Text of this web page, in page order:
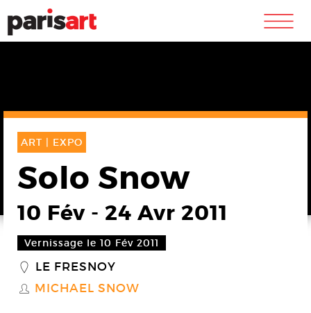
m
ART | EXPO
Solo Snow
10 Fév - 24 Avr 2011
Vernissage le 10 Fév 2011
_ LE FRESNOY
S MICHAEL SNOW